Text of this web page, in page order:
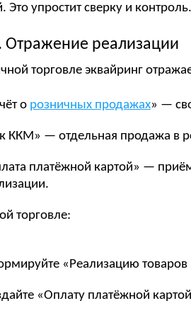
Это упростит сверку и контроль.
Отражение реализации
торговле эквайринг
о розничных продажах» —
ККМ» — отдельная продажа в
платёжной картой» —
торговле:
«Реализацию товаров
«Оплату платёжной